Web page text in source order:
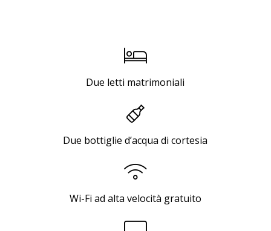
Due letti matrimoniali
Due bottiglie d’acqua di cortesia
Wi-Fi ad alta velocità gratuito